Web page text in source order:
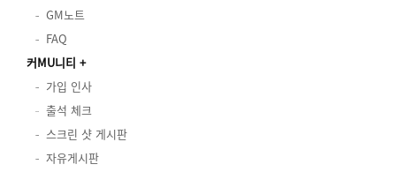
GM노트
FAQ
커MU니티
가입 인사
출석 체크
스크린 샷 게시판
자유게시판